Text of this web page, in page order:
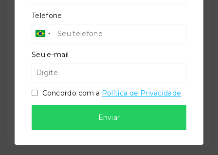
Mensagem
Concordo com aPolítica de Privacidade
Ou enviar por E-mail
Telefone
Seu e-mail
Concordo com a Política de Privacidade
Enviar